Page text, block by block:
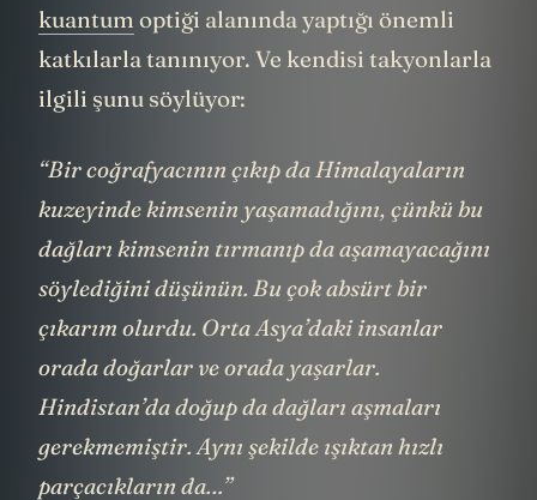
George Sudarshan . Bilim dünyasında
kuantumoptiği alanında yaptığı önemli
katkılarla tanınıyor. Ve kendisi takyonlarla
“Bir coğrafyacının çıkıp da Himalayaların
kuzeyinde kimsenin yaşamadığını, çünkü bu
dağları kimsenin tırmanıp da aşamayacağını
söylediğini düşünün. Bu çok absürt bir
çıkarım olurdu. Orta Asya’daki insanlar
orada doğarlar ve orada yaşarlar.
Hindistan’da doğup da dağları aşmaları
gerekmemiştir. Aynı şekilde ışıktan hızlı